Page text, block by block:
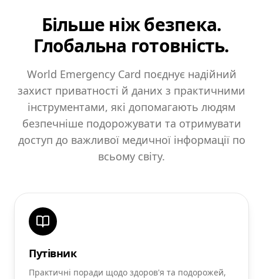
Більше ніж безпека.
Глобальна готовність.
World Emergency Card поєднує надійний
захист приватності й даних з практичними
інструментами, які допомагають людям
безпечніше подорожувати та отримувати
доступ до важливої медичної інформації по
всьому світу.
Путівник
Практичні поради щодо здоров'я та подорожей,